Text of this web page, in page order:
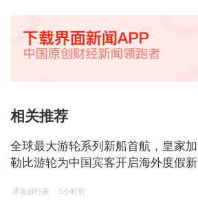
相关推荐
全球最大游轮系列新船首航，皇家加
勒比游轮为中国宾客开启海外度假新
界面旅行家 5小时前